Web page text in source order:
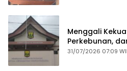
Menggali
Perkebunan,
31/07/2026 07:09